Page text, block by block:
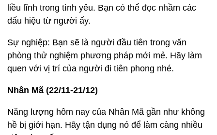
liều lĩnh trong tình yêu. Bạn có thể đọc nhầm các
dấu hiệu từ người ấy.
Sự nghiệp: Bạn sẽ là người đầu tiên trong văn
phòng thử nghiệm phương pháp mới mẻ. Hãy làm
quen với vị trí của người đi tiên phong nhé.
Nhân Mã (22/11-21/12)
Năng lượng hôm nay của Nhân Mã gần như không
hề bị giới hạn. Hãy tận dụng nó để làm càng nhiều